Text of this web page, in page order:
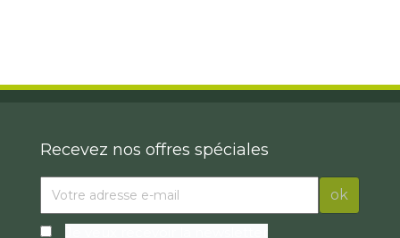
Recevez nos offres spéciales